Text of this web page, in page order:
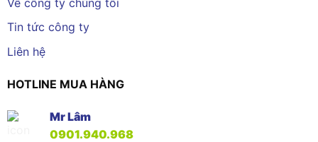
Tin tức công ty
Liên hệ
HOTLINE MUA HÀNG
Mr Lâm
0901.940.968